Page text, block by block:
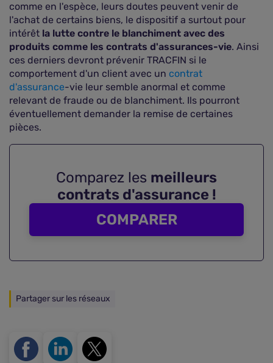
comme en l'espèce, leurs doutes peuvent venir de
l'achat de certains biens, le dispositif a surtout pour
intérêt la lutte contre le blanchiment avec des
produits comme les contrats d'assurances-vie. Ainsi
ces derniers devront prévenir TRACFIN si le
comportement d'un client avec un contrat
d'assurance-vie leur semble anormal et comme
relevant de fraude ou de blanchiment. Ils pourront
éventuellement demander la remise de certaines
pièces.
Comparez les meilleurs
contrats d'assurance !
COMPARER
Partager sur les réseaux